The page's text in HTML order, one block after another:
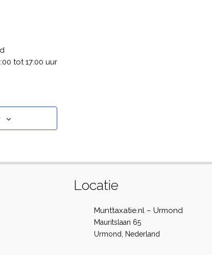
tot 17:00 uur
Locatie
Munttaxatie.nl – Urmond
Mauritslaan 65
Urmond
Nederland